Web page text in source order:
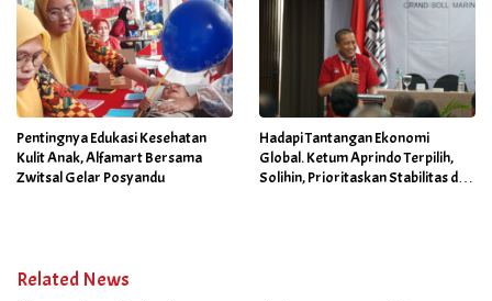
Pentingnya Edukasi Kesehatan
Kulit Anak, Alfamart Bersama
Zwitsal Gelar Posyandu
Hadapi Tantangan Ekonomi
Global. Ketum Aprindo Terpilih,
Solihin, Prioritaskan Stabilitas dan
Related News